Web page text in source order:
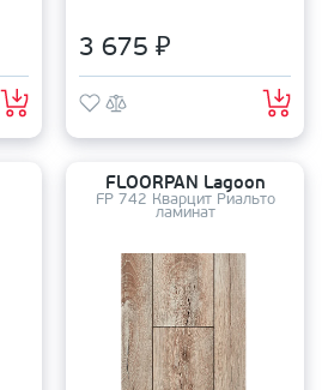
3 675 ₽
FLOORPAN Lagoon
FP 742 Кварцит Риальто
ламинат